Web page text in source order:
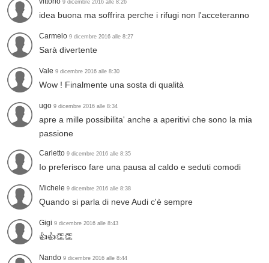
9 dicembre 2016 alle 8:26
idea buona ma soffrira perche i rifugi non l'acceteranno
Carmelo 9 dicembre 2016 alle 8:27
Sarà divertente
Vale 9 dicembre 2016 alle 8:30
Wow ! Finalmente una sosta di qualità
ugo 9 dicembre 2016 alle 8:34
apre a mille possibilita' anche a aperitivi che sono la mia
passione
Carletto 9 dicembre 2016 alle 8:35
Io preferisco fare una pausa al caldo e seduti comodi
Michele 9 dicembre 2016 alle 8:38
Quando si parla di neve Audi c'è sempre
Gigi 9 dicembre 2016 alle 8:43
👍👍👏👏
Nando 9 dicembre 2016 alle 8:44